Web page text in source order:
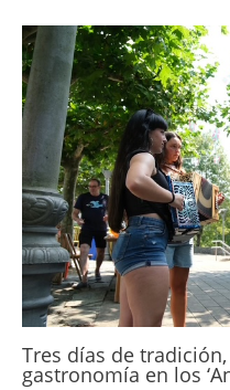
Tres días de
gastronomía en los